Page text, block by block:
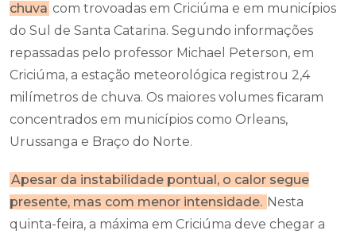
chuva com trovoadas em Criciúma e em municípios
do Sul de Santa Catarina. Segundo informações
repassadas pelo professor Michael Peterson, em
Criciúma, a estação meteorológica registrou 2,4
milímetros de chuva. Os maiores volumes ficaram
concentrados em municípios como Orleans,
Urussanga e Braço do Norte.
Apesar da instabilidade pontual, o calor segue
presente, mas com menor intensidade. Nesta
quinta-feira, a máxima em Criciúma deve chegar a